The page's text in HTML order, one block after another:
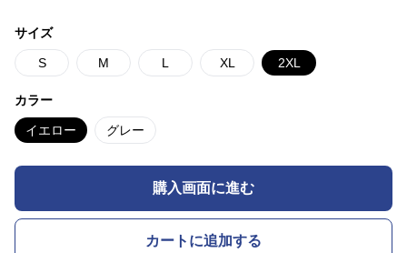
サイズ
S M L XL 2XL
カラー
イエロー グレー
購入画面に進む
カートに追加する